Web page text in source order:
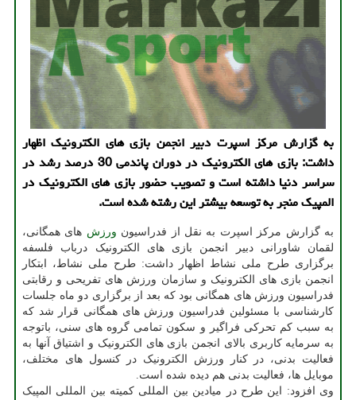
به گزارش مرکز اسپرت دبیر انجمن بازی های الکترونیک اظهار
داشت: بازی های الکترونیک در دوران پاندمی 30 درصد رشد در
سراسر دنیا داشته است و تصویب حضور بازی های الکترونیک در
المپیک منجر به توسعه بیشتر این رشته شده است.
به گزارش مرکز اسپرت به نقل از فدراسیون ورزش های همگانی،
لقمان شاورانی دبیر انجمن بازی های الکترونیک درباب فلسفه
برگزاری طرح ملی نشاط اظهار داشت: طرح ملی نشاط، ابتکار
انجمن بازی های الکترونیک و سازمان ورزش های تفریحی و رقابتی
فدراسیون ورزش های همگانی بود که بعد از برگزاری دو ماه جلسات
کارشناسی با مسئولین فدراسیون ورزش های همگانی قرار شد که
به سبب کم تحرکی فراگیر و سکون تمامی گروه های سنی، باتوجه
به سرمایه کاربری بالای انجمن بازی های الکترونیک و اشتیاق آنها به
فعالیت بدنی، در کنار ورزش الکترونیک در کنسول های مختلف،
موبایل ها، فعالیت بدنی هم دیده شده است.
وی افزود: این طرح در میادین بین المللی کمیته بین المللی المپیک